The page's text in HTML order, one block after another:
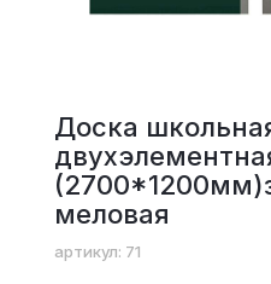
Доска
меловая
артикул: 71